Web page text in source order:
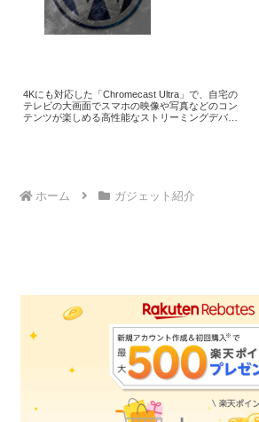
4Kにも対応した「Chromecast Ultra」で、自宅の
テレビの大画面でスマホの映像や写真などのコン
テンツが楽しめる高性能なストリーミングデバイ
ホーム ガジェット紹介